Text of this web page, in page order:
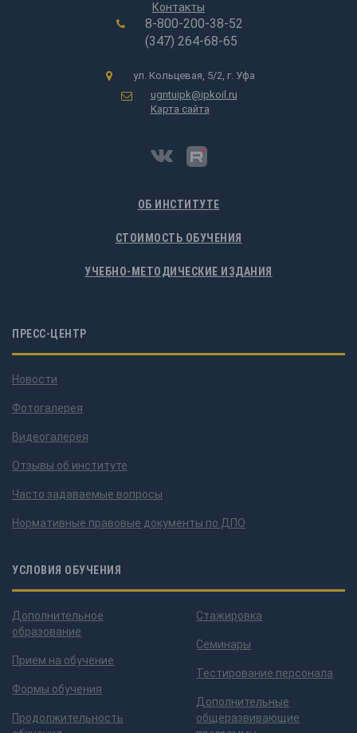
Контакты
8-800-200-38-52
(347) 264-68-65
ул. Кольцевая, 5/2, г. Уфа
ugntuipk@ipkoil.ru
Карта сайта
ОБ ИНСТИТУТЕ
СТОИМОСТЬ ОБУЧЕНИЯ
УЧЕБНО-МЕТОДИЧЕСКИЕ ИЗДАНИЯ
ПРЕСС-ЦЕНТР
Новости
Фотогалерея
Видеогалерея
Отзывы об институте
Часто задаваемые вопросы
Нормативные правовые документы по ДПО
УСЛОВИЯ ОБУЧЕНИЯ
Дополнительное
образование
Прием на обучение
Формы обучения
Продолжительность
Стажировка
Семинары
Тестирование персонала
Дополнительные
общеразвивающие